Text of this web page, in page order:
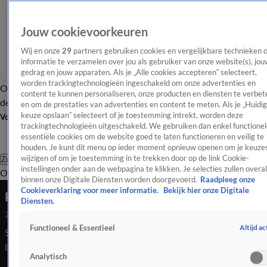
OverzichtAfleveringen Entertainment TV Algemeen
Tip
de redactieNieuwsbrief
Volg Shownieuws
Zoeken
OverzichtEntertainmentSpraakmakendRealityCrimeVideo's
Paris Hilton koopt indrukwekkende megavilla
24 juni 2025, 10:18
Sterrenmakelaar Leslie de Ruiter en fotograaf William Rutten
bespreken de nieuwe villa van mediamagnaat Paris. Haar
nieuwe villa heeft in ieder geval een sportveld, skatepark,
Jouw cookievoorkeuren
Wij en onze 29 partners gebruiken cookies en vergelijkbare technieken
informatie te verzamelen over jou als gebruiker van onze website(s),
gedrag en jouw apparaten. Als je „Alle cookies accepteren” selecteert,
worden trackingtechnologieën ingeschakeld om onze advertenties en
content te kunnen personaliseren, onze producten en diensten te
en om de prestaties van advertenties en content te meten. Als je
keuze opslaan” selecteert of je toestemming intrekt, worden deze
trackingtechnologieën uitgeschakeld. We gebruiken dan enkel
essentiële cookies om de website goed te laten functioneren en veilig te
houden. Je kunt dit menu op ieder moment opnieuw openen om je
wijzigen of om je toestemming in te trekken door op de link Cookie-
instellingen onder aan de webpagina te klikken. Je selecties zullen overal
binnen onze Digitale Diensten worden doorgevoerd. Raadpleeg onze
Cookieverklaring voor meer informatie.
Bekijk hier onze Digitale
Diensten.
Functioneel & Essentieel Altijd
Analytisch